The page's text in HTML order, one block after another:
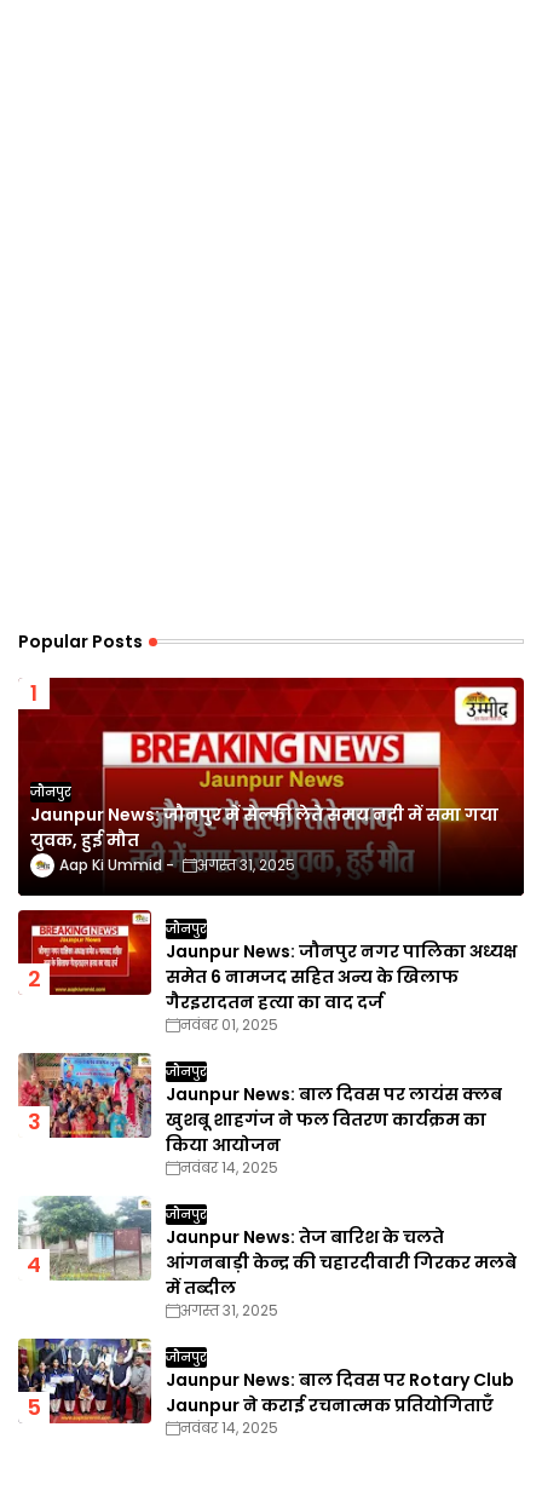
Popular Posts
जौनपुर
Jaunpur News: जौनपुर में सेल्फी लेते समय नदी में समा गया
युवक, हुई मौत
Aap Ki Ummid अगस्त 31, 2025
जौनपुर
Jaunpur News: जौनपुर नगर पालिका अध्यक्ष
समेत 6 नामजद सहित अन्य के खिलाफ
गैरइरादतन हत्या का वाद दर्ज
नवंबर 01, 2025
जौनपुर
Jaunpur News: बाल दिवस पर लायंस क्लब
खुशबू शाहगंज ने फल वितरण कार्यक्रम का
किया आयोजन
नवंबर 14, 2025
जौनपुर
Jaunpur News: तेज बारिश के चलते
आंगनबाड़ी केन्द्र की चहारदीवारी गिरकर मलबे
में तब्दील
अगस्त 31, 2025
जौनपुर
Jaunpur News: बाल दिवस पर Rotary Club
Jaunpur ने कराई रचनात्मक प्रतियोगिताएँ
नवंबर 14, 2025